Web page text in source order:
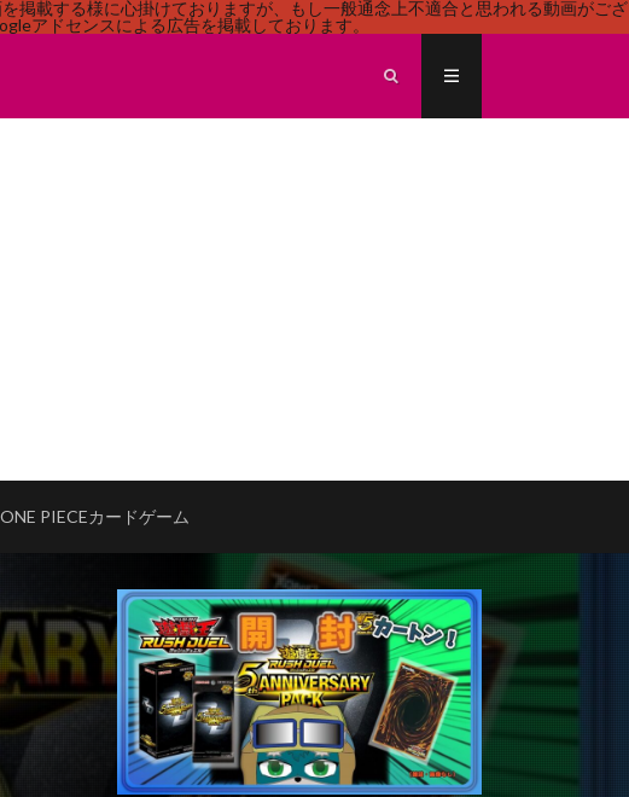
掲載する様に心掛けておりますが、もし一般通念上不適合と思われる動画がござ
アドセンスによる広告を掲載しております。
ONE PIECEカードゲーム